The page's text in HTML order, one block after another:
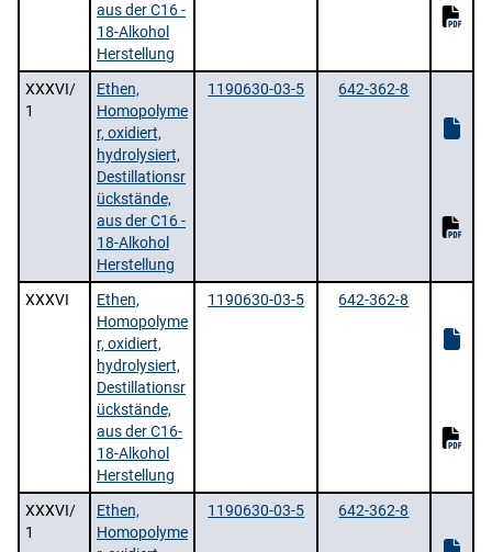
aus der C16 -
18-Alkohol
Herstellung
XXXVI/
1
Ethen,
Homopolyme
r, oxidiert,
hydrolysiert,
Destillationsr
ückstände,
aus der C16 -
18-Alkohol
Herstellung
1190630-03-5 642-362-8
XXXVI
Ethen,
Homopolyme
r, oxidiert,
hydrolysiert,
Destillationsr
ückstände,
aus der C16-
18-Alkohol
Herstellung
1190630-03-5 642-362-8
XXXVI/
1
Ethen,
Homopolyme
1190630-03-5 642-362-8